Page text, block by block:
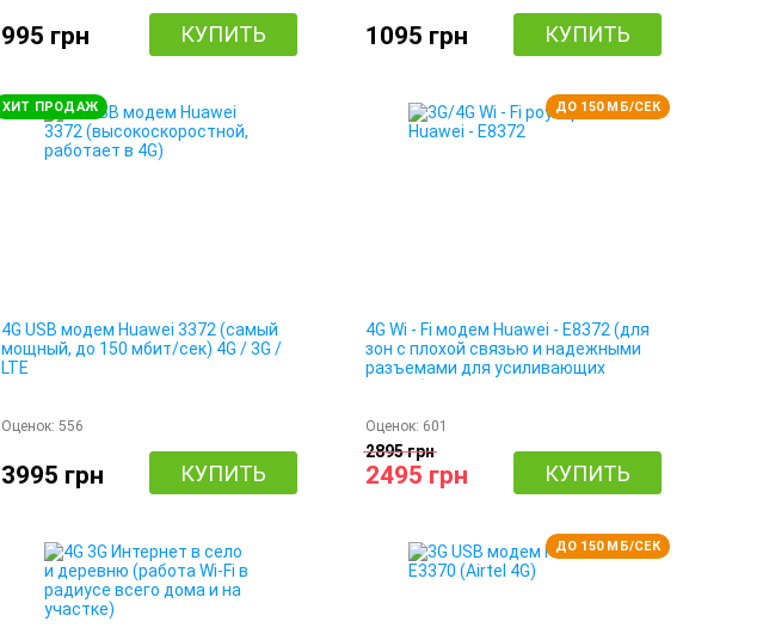
995 грн КУПИТЬ 1095 грн КУПИТЬ
ХИТ ПРОДАЖ
4G USB модем Huawei 3372 (самый
мощный, до 150 мбит/сек) 4G / 3G /
LTE
Оценок: 556
3995 грн КУПИТЬ
ДО 150 МБ/СЕК
4G Wi - Fi модем Huawei - E8372 (для
зон с плохой связью и надежными
разъемами для усиливающих
Оценок: 601
2895 грн
2495 грн КУПИТЬ
ДО 150 МБ/СЕК